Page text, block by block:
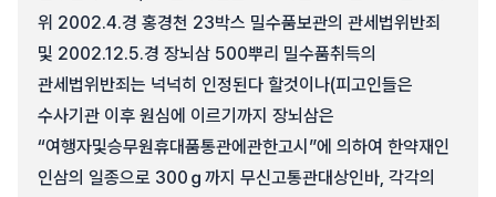
위 2002.4.경 홍경천 23박스 밀수품보관의 관세법위반죄
및 2002.12.5.경 장뇌삼 500뿌리 밀수품취득의
관세법위반죄는 넉넉히 인정된다 할것이나(피고인들은
수사기관 이후 원심에 이르기까지 장뇌삼은
“여행자및승무원휴대품통관에관한고시”에 의하여 한약재인
인삼의 일종으로 300ｇ까지 무신고통관대상인바, 각각의